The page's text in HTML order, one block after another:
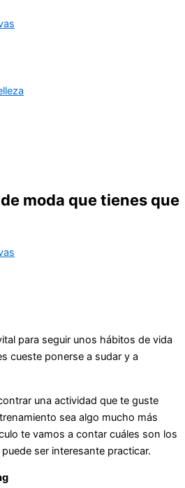
moda que tienes que
para seguir unos hábitos de vida
cueste ponerse a sudar y a
una actividad que te guste
sea algo mucho más
te vamos a contar cuáles son los
ser interesante practicar.